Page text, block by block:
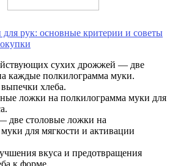
рук: основные критерии и советы
сухих дрожжей — две
каждые полкилограмма муки.
хлеба.
ложки на полкилограмма муки для
две столовые ложки на
для мягкости и активации
вкуса и предотвращения
к форме.